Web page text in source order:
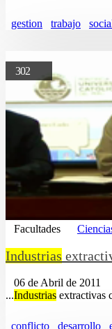
gestion trabajo
302
Facultades
Industrias
06 de Abril de 2011
...Industrias extractivas
conflicto desarrollo